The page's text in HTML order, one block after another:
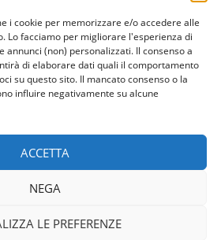
i cookie per memorizzare e/o accedere alle
Lo facciamo per migliorare l'esperienza di
annunci (non) personalizzati. Il consenso a
di elaborare dati quali il comportamento
su questo sito. Il mancato consenso o la
influire negativamente su alcune
ACCETTA
NEGA
LE PREFERENZE
del lago di Bolsena: Marta,
e Valentano
tra Tradizione e Sapori sul Lago di
Facebook
Instagram
Twitter
90148040562 - N° iscrizione